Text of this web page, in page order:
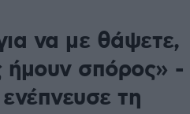
να με θάψετε,
σπόρος» -
τη